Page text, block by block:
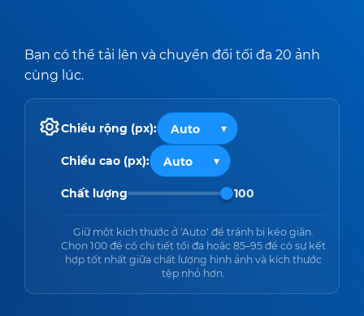
Bạn có thể tải lên và chuyển đổi tối đa 20 ảnh
cùng lúc.
Chiều rộng (px):
Chiều cao (px):
Chất lượng 100
Giữ một kích thước ở 'Auto' để tránh bị kéo giãn.
Chọn 100 để có chi tiết tối đa hoặc 85–95 để có sự kết
hợp tốt nhất giữa chất lượng hình ảnh và kích thước
tệp nhỏ hơn.